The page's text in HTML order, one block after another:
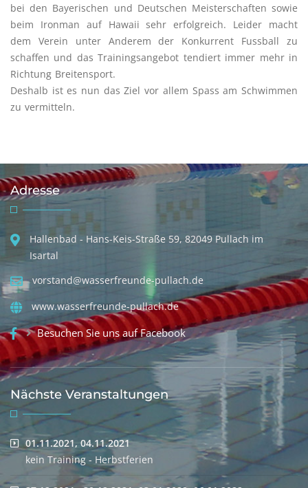
bei den Bayerischen und Deutschen Meisterschaften sowie
beim Ironman auf Hawaii sehr erfolgreich. Leider macht
dem Verein unter Anderem der Konkurrent Fussball zu
schaffen und das Trainingsangebot tendiert immer mehr in
Richtung Breitensport.
Deshalb ist es nun das Ziel vor allem Spass am Schwimmen
zu vermitteln.
Adresse
Hallenbad - Hans-Keis-Straße 59, 82049 Pullach im
Isartal
vorstand@wasserfreunde-pullach.de
www.wasserfreunde-pullach.de
Besuchen Sie uns auf Facebook
Nächste Veranstaltungen
01.11.2021, 04.11.2021
kein Training - Herbstferien